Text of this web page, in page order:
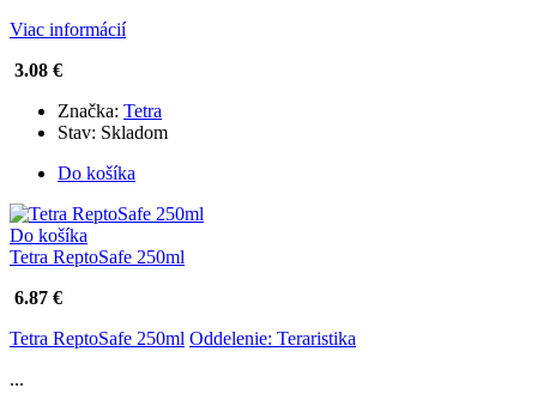
Viac informácií
3.08 €
Značka: Tetra
Stav: Skladom
Do košíka
Do košíka
Tetra ReptoSafe 250ml
6.87 €
Tetra ReptoSafe 250ml Oddelenie: Teraristika
...